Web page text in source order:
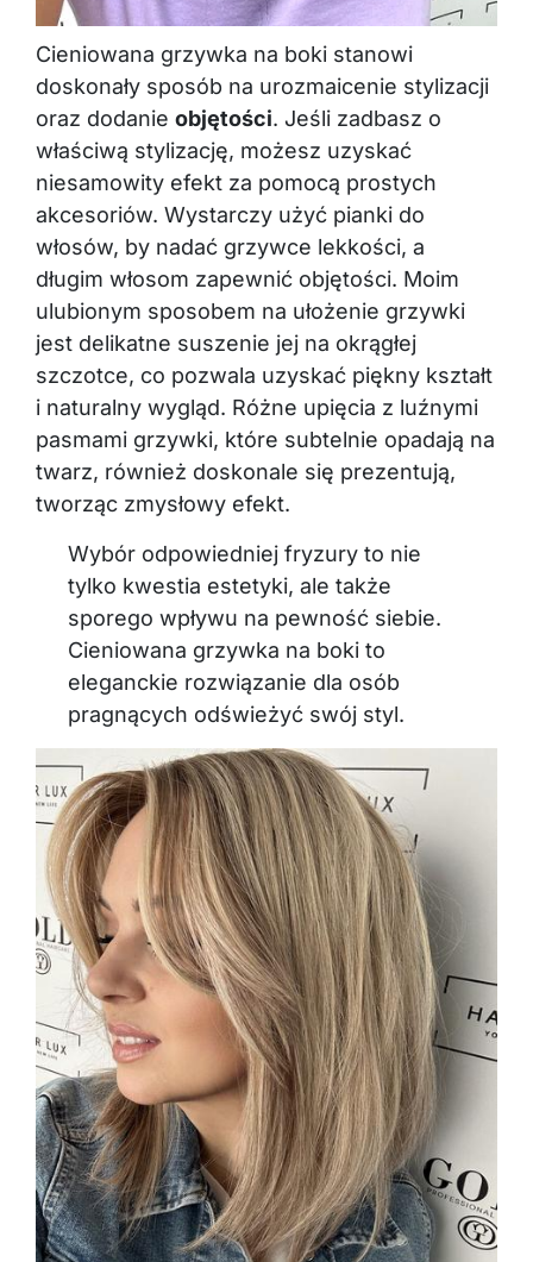
Cieniowana grzywka na boki stanowi
doskonały sposób na urozmaicenie stylizacji
oraz dodanie objętości. Jeśli zadbasz o
właściwą stylizację, możesz uzyskać
niesamowity efekt za pomocą prostych
akcesoriów. Wystarczy użyć pianki do
włosów, by nadać grzywce lekkości, a
długim włosom zapewnić objętości. Moim
ulubionym sposobem na ułożenie grzywki
jest delikatne suszenie jej na okrągłej
szczotce, co pozwala uzyskać piękny kształt
i naturalny wygląd. Różne upięcia z luźnymi
pasmami grzywki, które subtelnie opadają na
twarz, również doskonale się prezentują,
tworząc zmysłowy efekt.
Wybór odpowiedniej fryzury to nie
tylko kwestia estetyki, ale także
sporego wpływu na pewność siebie.
Cieniowana grzywka na boki to
eleganckie rozwiązanie dla osób
pragnących odświeżyć swój styl.